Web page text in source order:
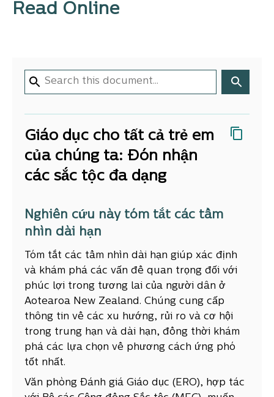
Read Online
Giáo dục cho tất cả trẻ em
của chúng ta: Đón nhận
các sắc tộc đa dạng
Nghiên cứu này tóm tắt các tầm
nhìn dài hạn
Tóm tắt các tầm nhìn dài hạn giúp xác định
và khám phá các vấn đề quan trọng đối với
phúc lợi trong tương lai của người dân ở
Aotearoa New Zealand. Chúng cung cấp
thông tin về các xu hướng, rủi ro và cơ hội
trong trung hạn và dài hạn, đồng thời khám
phá các lựa chọn về phương cách ứng phó
tốt nhất.
Văn phòng Đánh giá Giáo dục (ERO), hợp tác